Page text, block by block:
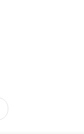
表冠等操作；